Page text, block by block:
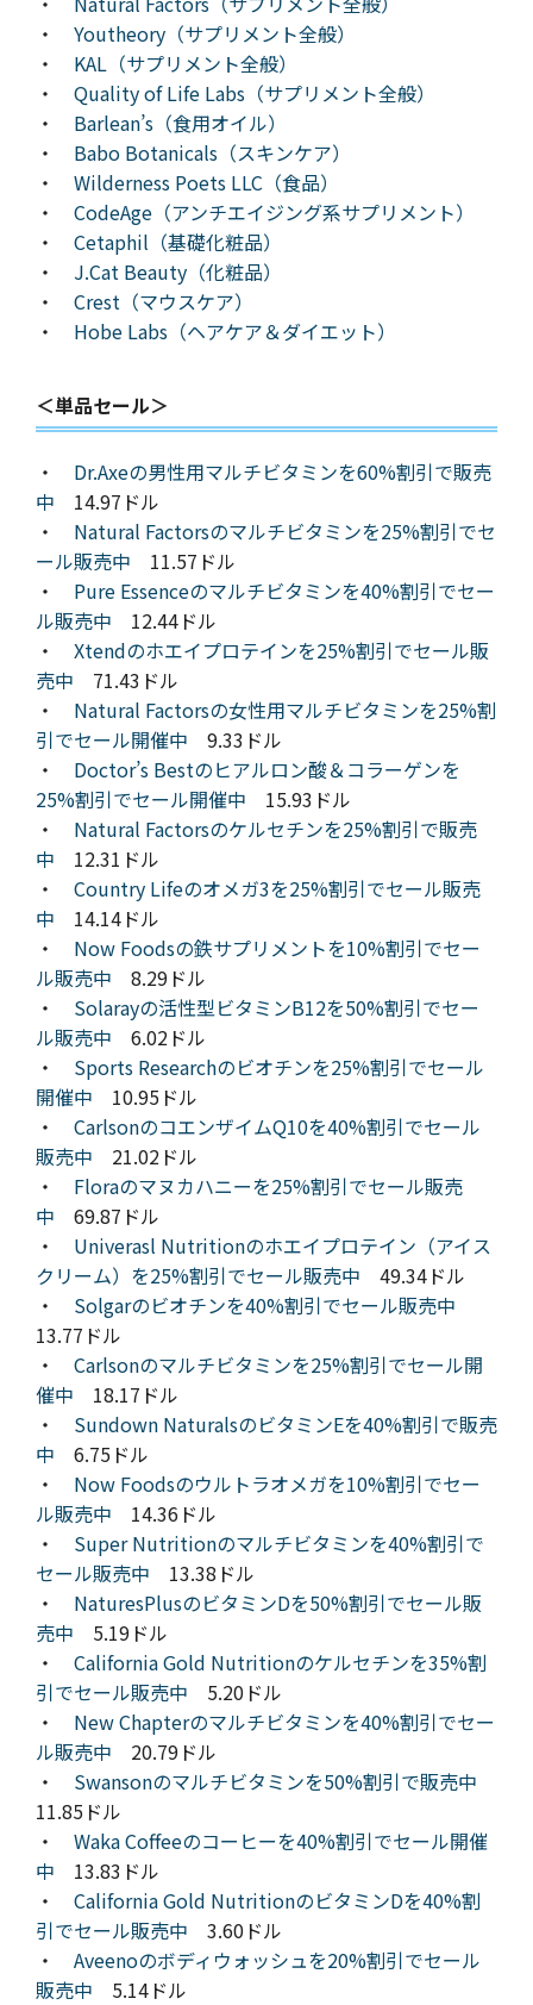
・ Youtheory（サプリメント全般）
・ KAL（サプリメント全般）
・ Quality of Life Labs（サプリメント全般）
・ Barlean’s（食用オイル）
・ Babo Botanicals（スキンケア）
・ Wilderness Poets LLC（食品）
・ CodeAge（アンチエイジング系サプリメント）
・ Cetaphil（基礎化粧品）
・ J.Cat Beauty（化粧品）
・ Crest（マウスケア）
・ Hobe Labs（ヘアケア＆ダイエット）
＜単品セール＞
・ Dr.Axeの男性用マルチビタミンを60%割引で販売
中 14.97ドル
・ Natural Factorsのマルチビタミンを25%割引でセ
ール販売中 11.57ドル
・ Pure Essenceのマルチビタミンを40%割引でセー
ル販売中 12.44ドル
・ Xtendのホエイプロテインを25%割引でセール販
売中 71.43ドル
・ Natural Factorsの女性用マルチビタミンを25%割
引でセール開催中 9.33ドル
・ Doctor’s Bestのヒアルロン酸＆コラーゲンを
25%割引でセール開催中 15.93ドル
・ Natural Factorsのケルセチンを25%割引で販売
中 12.31ドル
・ Country Lifeのオメガ3を25%割引でセール販売
中 14.14ドル
・ Now Foodsの鉄サプリメントを10%割引でセー
ル販売中 8.29ドル
・ Solarayの活性型ビタミンB12を50%割引でセー
ル販売中 6.02ドル
・ Sports Researchのビオチンを25%割引でセール
開催中 10.95ドル
・ CarlsonのコエンザイムQ10を40%割引でセール
販売中 21.02ドル
・ Floraのマヌカハニーを25%割引でセール販売
中 69.87ドル
・ Univerasl Nutritionのホエイプロテイン（アイス
クリーム）を25%割引でセール販売中 49.34ドル
・ Solgarのビオチンを40%割引でセール販売中
13.77ドル
・ Carlsonのマルチビタミンを25%割引でセール開
催中 18.17ドル
・ Sundown NaturalsのビタミンEを40%割引で販売
中 6.75ドル
・ Now Foodsのウルトラオメガを10%割引でセー
ル販売中 14.36ドル
・ Super Nutritionのマルチビタミンを40%割引で
セール販売中 13.38ドル
・ NaturesPlusのビタミンDを50%割引でセール販
売中 5.19ドル
・ California Gold Nutritionのケルセチンを35%割
引でセール販売中 5.20ドル
・ New Chapterのマルチビタミンを40%割引でセー
ル販売中 20.79ドル
・ Swansonのマルチビタミンを50%割引で販売中
11.85ドル
・ Waka Coffeeのコーヒーを40%割引でセール開催
中 13.83ドル
・ California Gold NutritionのビタミンDを40%割
引でセール販売中 3.60ドル
・ Aveenoのボディウォッシュを20%割引でセール
販売中 5.14ドル